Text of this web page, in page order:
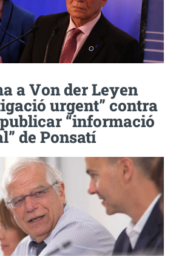
a Von der Leyen
urgent” contra
“informació
de Ponsatí